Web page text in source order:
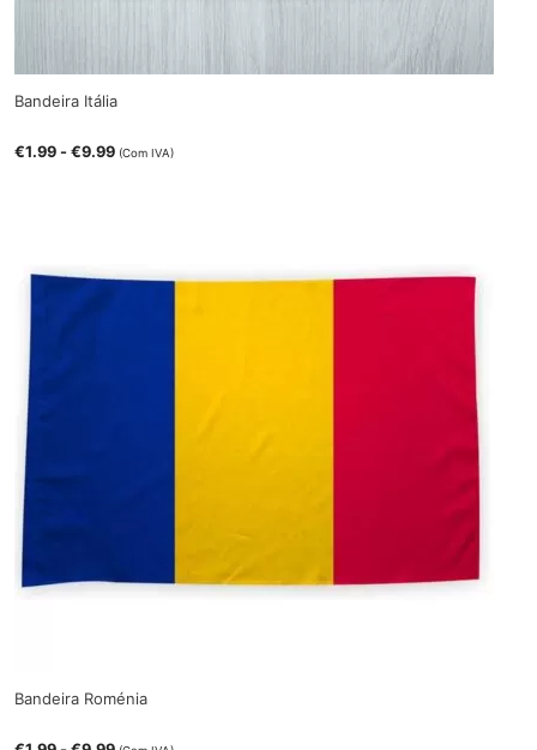
Bandeira Itália
€1.99 -€9.99 (Com IVA)
Bandeira Roménia